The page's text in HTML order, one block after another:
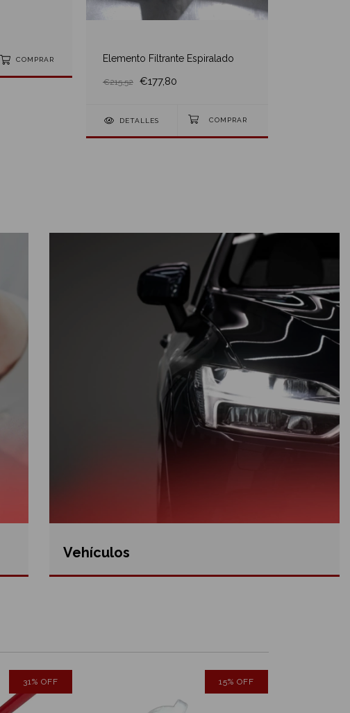
COMPRAR Elemento Filtrante Espiralado
€215,52 €177,80
DETALLES
Vehículos
31% OFF 15% OFF